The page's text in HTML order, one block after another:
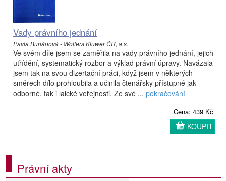
Vady právního jednání
Pavla Buriánová - Wolters Kluwer ČR, a.s.
Ve svém díle jsem se zaměřila na vady právního jednání, jejich
utřídění, systematický rozbor a výklad právní úpravy. Navázala
jsem tak na svou dizertační práci, když jsem v některých
směrech dílo prohloubila a učinila čtenářsky přístupné jak
odborné, tak i laické veřejnosti. Ze své ... pokračování
Cena: 439 Kč
KOUPIT
Právní akty